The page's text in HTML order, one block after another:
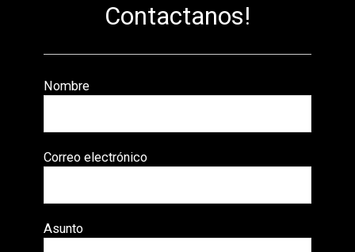
Contactanos!
Nombre
Correo electrónico
Asunto